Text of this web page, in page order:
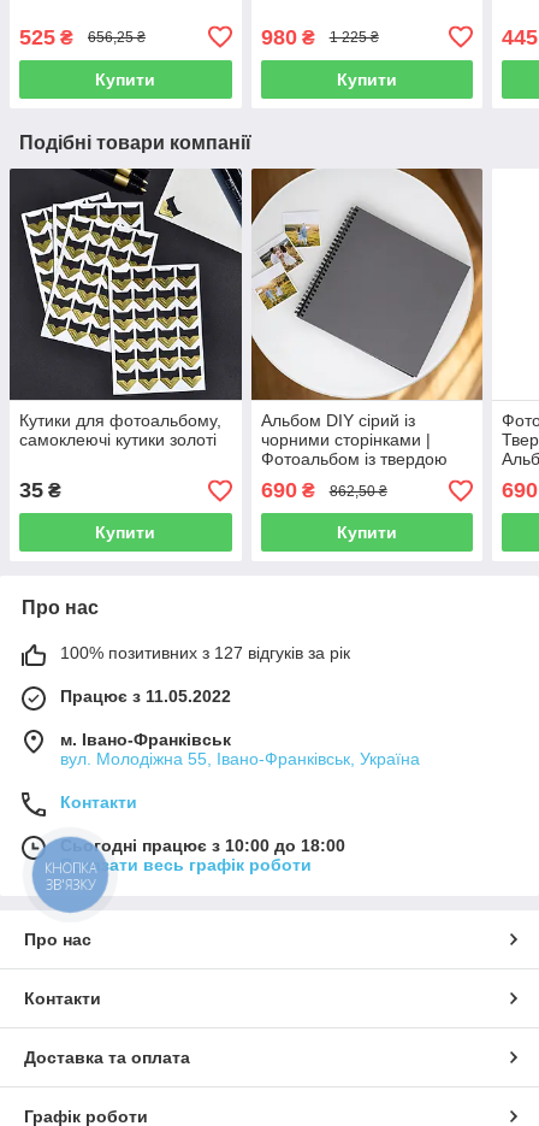
525 ₴ 656,25 ₴
Купити
980₴ 1 225 ₴
Купити
445
Подібні товари компанії
Кутики для фотоальбому,
самоклеючі кутики золоті
35 ₴
Купити
Альбом DIY сірий із
чорними сторінками |
Фотоальбом із твердою
сірою обкладинкою | DIY
альбом для вклеювання
фото + 18 фото
690₴ 862,50 ₴
Купити
690
Про нас
100% позитивних з 127 відгуків за рік
Працює з 11.05.2022
м. Івано-Франківськ
вул. Молодіжна 55, Івано-Франківськ, Україна
Контакти
Сьогодні працює з 10:00 до 18:00
Показати весь графік роботи
Про нас
Контакти
Доставка та оплата
Графік роботи
КНОПКА
ЗВ'ЯЗКУ